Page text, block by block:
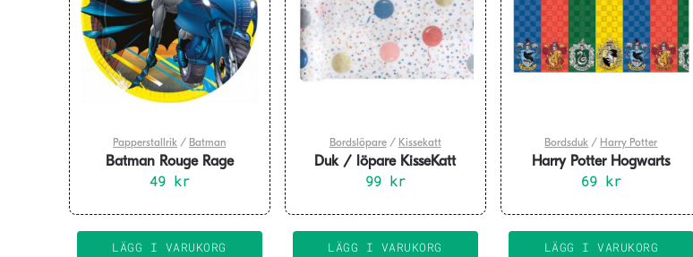
Papperstallrik / Batman
Batman Rouge Rage
Papperstallrikar 8-pack
49 kr
LÄGG I VARUKORG
Bordslöpare/ Kissekatt
Duk / löpare KisseKatt
27×300 cm
99 kr
LÄGG I VARUKORG
Bordsduk / Harry Potter
Harry Potter Hogwarts
Houses Bordsduk 180×120 cm
69 kr
LÄGG I VARUKORG